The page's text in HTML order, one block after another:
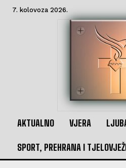
7. kolovoza 2026.
AKTUALNO VJERA
SPORT, PREHRANA I